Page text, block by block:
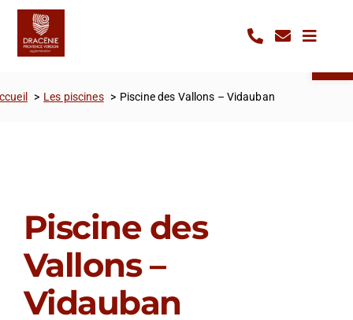
Passer
contenu
Les piscines Piscine des Vallons – Vidauban
Piscine des
Vallons –
Vidauban
Panneau de gestion des cookies